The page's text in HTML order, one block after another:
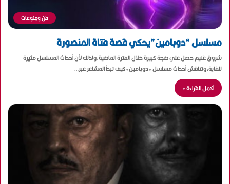
فن ومنوعات
مسلسل “دوبامين”يحكي قصة فتاة المنصورة
شروق غنيم حصل علي ضجة كبيرة خلال الفترة الماضية،ولذلك لأن أحداث المسلسل مثيرة
للغاية،وتناقش أحداث مسلسل «دوبامين»كيف تبدأ المشاعر عبر…
أكمل القراءة »